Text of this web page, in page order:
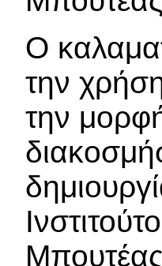
Ο
την
την
Μπουτέας